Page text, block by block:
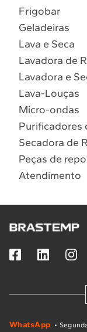
Frigobar
Geladeiras
Lava e Seca
Lavadora de
Lavadora e
Lava-Louças
Micro-ondas
Purificadores
Secadora de
Peças de
Atendimento
WhatsApp •